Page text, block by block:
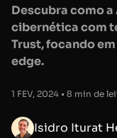
Descubra como
cibernética com
Trust, focando
edge.
1 FEV, 2024 • 8 min de
Isidro Iturat